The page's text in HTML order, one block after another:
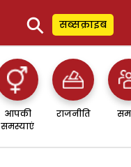
⚲ सब्सक्राइब
आपकी
समस्याएं
राजनीति